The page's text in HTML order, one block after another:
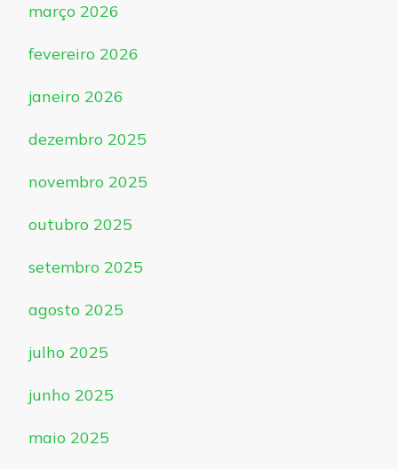
março 2026
fevereiro 2026
janeiro 2026
dezembro 2025
novembro 2025
outubro 2025
setembro 2025
agosto 2025
julho 2025
junho 2025
maio 2025